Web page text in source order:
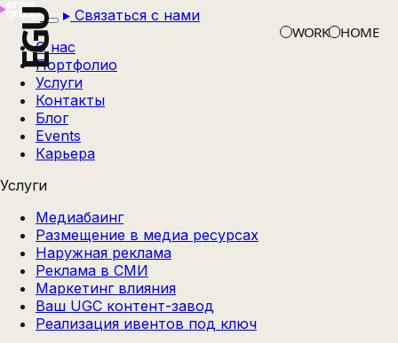
EGU WORK HOME
Связаться с нами
О нас
Портфолио
Услуги
Контакты
Блог
Events
Карьера
Услуги
Медиабаинг
Размещение в медиа ресурсах
Наружная реклама
Реклама в СМИ
Маркетинг влияния
Ваш UGC контент-завод
Реализация ивентов под ключ